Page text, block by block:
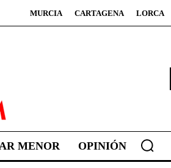
MURCIA CARTAGENA LORCA
MENOR OPINIÓN